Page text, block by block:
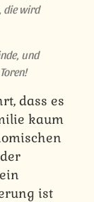
die wird
und
dass es
kaum
ist